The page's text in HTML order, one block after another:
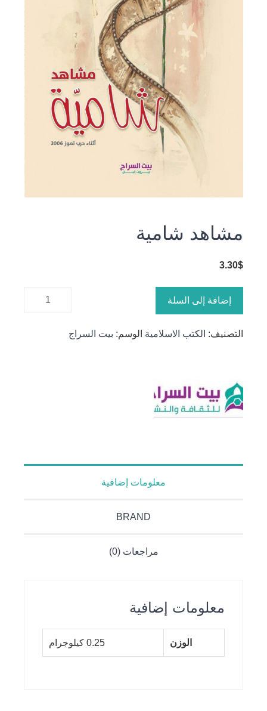
مشاهد شامية
3.30$
إضافة إلى السلة
التصنيف: الكتب الاسلامية الوسم: بيت السراج
معلومات إضافية
BRAND
مراجعات (0)
معلومات إضافية
الوزن 0.25 كيلوجرام